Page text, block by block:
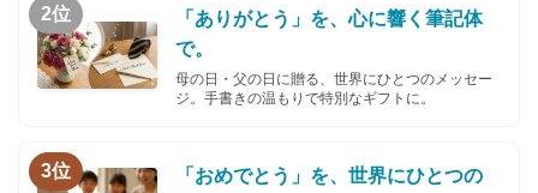
2位
「ありがとう」を、心に響く筆記体
で。
母の日・父の日に贈る、世界にひとつのメッセー
ジ。手書きの温もりで特別なギフトに。
3位
「おめでとう」を、世界にひとつの